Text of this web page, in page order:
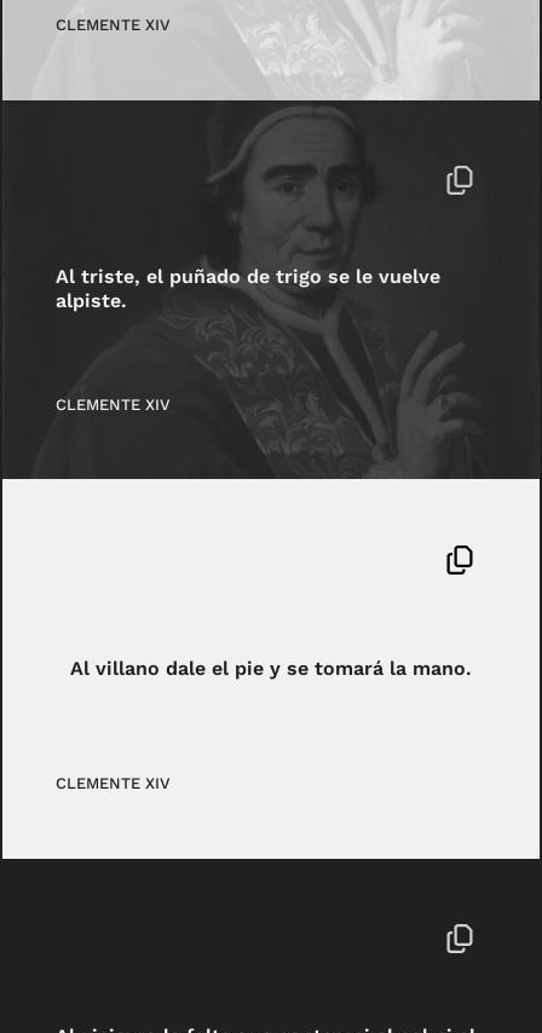
CLEMENTE XIV
Al triste, el puñado de trigo se le vuelve
alpiste.
CLEMENTE XIV
Al villano dale el pie y se tomará la mano.
CLEMENTE XIV